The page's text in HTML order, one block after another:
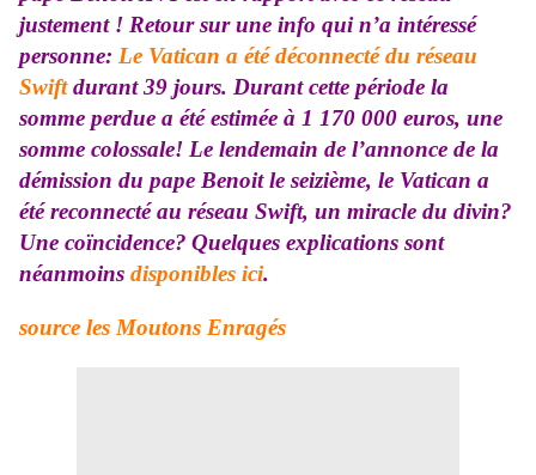
justement ! Retour sur une info qui n’a intéressé
personne: Le Vatican a été déconnecté du réseau
Swiftdurant 39 jours. Durant cette période la
somme perdue a été estimée à 1 170 000 euros, une
somme colossale! Le lendemain de l’annonce de la
démission du pape Benoit le seizième, le Vatican a
été reconnecté au réseau Swift, un miracle du divin?
Une coïncidence? Quelques explications sont
néanmoins disponibles ici.
source les Moutons Enragés